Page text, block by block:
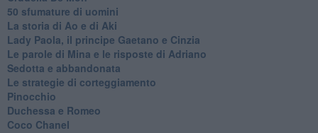
50 sfumature di uomini
La storia di Ao e di Aki
Lady Paola, il principe Gaetano e Cinzia
Le parole di Mina e le risposte di Adriano
Sedotta e abbandonata
Le strategie di corteggiamento
Pinocchio
Duchessa e Romeo
Coco Chanel